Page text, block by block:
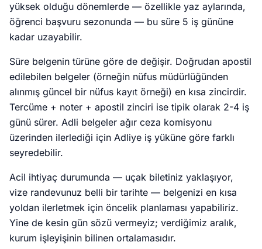
yüksek olduğu dönemlerde — özellikle yaz aylarında,
öğrenci başvuru sezonunda — bu süre 5 iş gününe
kadar uzayabilir.
Süre belgenin türüne göre de değişir. Doğrudan apostil
edilebilen belgeler (örneğin nüfus müdürlüğünden
alınmış güncel bir nüfus kayıt örneği) en kısa zincirdir.
Tercüme + noter + apostil zinciri ise tipik olarak 2-4 iş
günü sürer. Adli belgeler ağır ceza komisyonu
üzerinden ilerlediği için Adliye iş yüküne göre farklı
seyredebilir.
Acil ihtiyaç durumunda — uçak biletiniz yaklaşıyor,
vize randevunuz belli bir tarihte — belgenizi en kısa
yoldan ilerletmek için öncelik planlaması yapabiliriz.
Yine de kesin gün sözü vermeyiz; verdiğimiz aralık,
kurum işleyişinin bilinen ortalamasıdır.